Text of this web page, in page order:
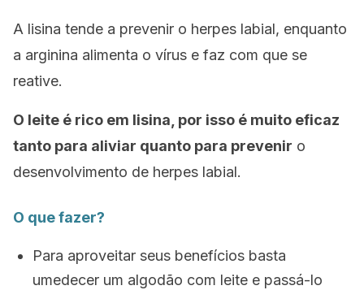
A lisina tende a prevenir o herpes labial, enquanto
a arginina alimenta o vírus e faz com que se
reative.
O leite é rico em lisina, por isso é muito eficaz
tanto para aliviar quanto para prevenir o
desenvolvimento de herpes labial.
O que fazer?
Para aproveitar seus benefícios basta
umedecer um algodão com leite e passá-lo